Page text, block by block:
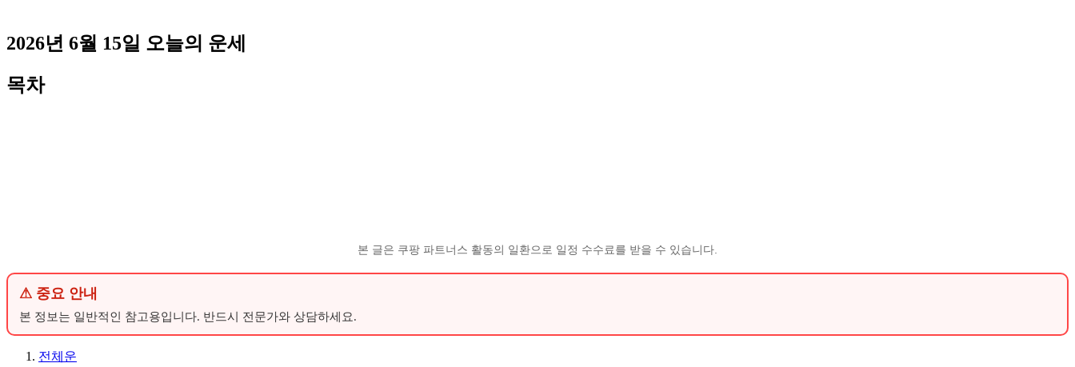
2026년 6월 15일 오늘의 운세
목차
본 글은 쿠팡 파트너스 활동의 일환으로 일정 수수료를 받을 수 있습니다.
⚠ 중요 안내
본 정보는 일반적인 참고용입니다. 반드시 전문가와 상담하세요.
전체운